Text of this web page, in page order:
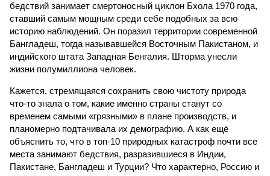
бедствий занимает смертоносный циклон Бхола 1970 года,
ставший самым мощным среди себе подобных за всю
историю наблюдений. Он поразил территории современной
Бангладеш, тогда называвшейся Восточным Пакистаном, и
индийского штата Западная Бенгалия. Шторма унесли
жизни полумиллиона человек.
Кажется, стремящаяся сохранить свою чистоту природа
что-то знала о том, какие именно страны станут со
временем самыми «грязными» в плане производств, и
планомерно подтачивала их демографию. А как ещё
объяснить то, что в топ-10 природных катастроф почти все
места занимают бедствия, разразившиеся в Индии,
Пакистане, Бангладеш и Турции? Что характерно, Россию и